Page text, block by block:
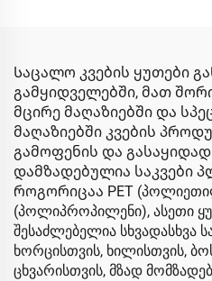
Საცალო კვების ყუთები
გამყიდველებში, მათ
მცირე მაღაზიებში და
მაღაზიებში კვების
გამოფენის და
დამზადებულია საკვები
როგორიცაა PET
(პოლიპროპილენი), ასეთი
შესაძლებელია სხვადასხვა
ხორცისთვის, ხილისთვის,
ცხვარისთვის, მზად